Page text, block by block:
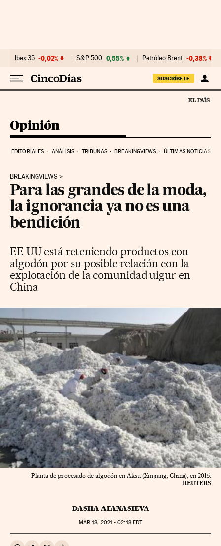
Ibex 35 -0,02% S&P 500 0,55% Petróleo Brent -0,38%
SUSCRÍBETE
Opinión
EDITORIALES ANÁLISIS TRIBUNAS BREAKINGVIEWS ÚLTIMAS NOTICIAS
BREAKINGVIEWS
Para las grandes de la moda,
la ignorancia ya no es una
bendición
EE UU está reteniendo productos con
algodón por su posible relación con la
explotación de la comunidad uigur en
China
Planta de procesado de algodón en Aksu (Xinjiang, China), en 2015.
REUTERS
DASHA AFANASIEVA
MAR 18, 2021 - 02:18EDT